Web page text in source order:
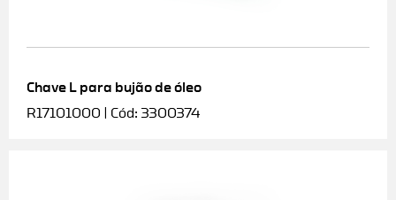
Chave L para bujão de óleo
R17101000 | Cód: 3300374